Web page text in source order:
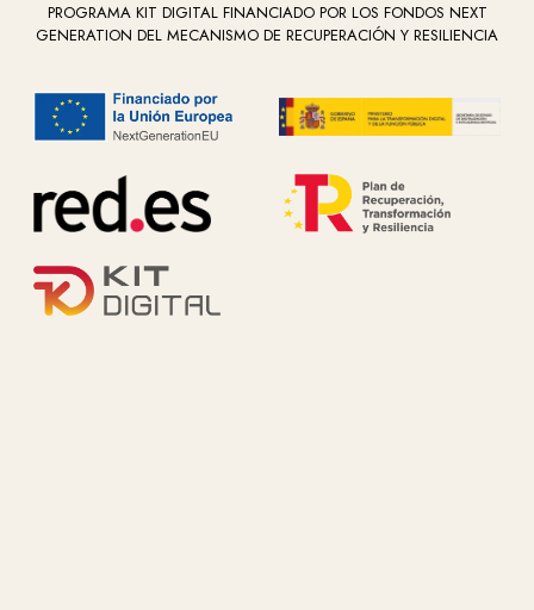
PROGRAMA KIT DIGITAL FINANCIADO POR LOS FONDOS NEXT
GENERATION DEL MECANISMO DE RECUPERACIÓN Y RESILIENCIA